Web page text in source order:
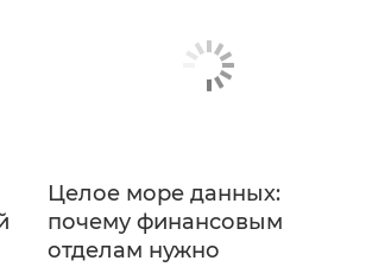
Целое море данных:
почему финансовым
отделам нужно